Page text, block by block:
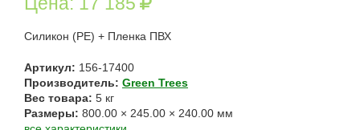
Силикон (РЕ) + Пленка ПВХ
Артикул: 156-17400
Производитель: Green Trees
Вес товара: 5 кг
Размеры: 800.00 × 245.00 × 240.00 мм